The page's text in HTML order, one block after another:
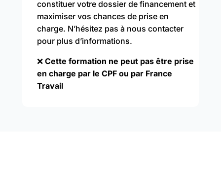
constituer votre dossier de financement et
maximiser vos chances de prise en
charge. N’hésitez pas à nous contacter
pour plus d’informations.
❌ Cette formation ne peut pas être prise
en charge par le CPF ou par France
Travail